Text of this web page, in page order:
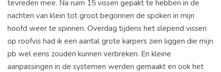
tevreden mee. Na ruim 15 vissen gepakt te hebben in de
nachten van klein tot groot begonnen de spoken in mijn
hoofd weer te spinnen. Overdag tijdens het slepend vissen
op roofvis had ik een aantal grote karpers zien liggen die mijn
pb wel eens zouden kunnen verbreken. En kleine
aanpassingen in de systemen werden gemaakt en ook het